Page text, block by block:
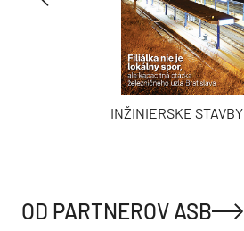
INŽINIERSKE
OD PARTNEROV ASB